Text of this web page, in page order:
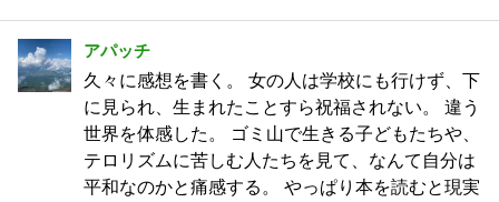
アパッチ
久々に感想を書く。 女の人は学校にも行けず、下
に見られ、生まれたことすら祝福されない。 違う
世界を体感した。 ゴミ山で生きる子どもたちや、
テロリズムに苦しむ人たちを見て、なんて自分は
平和なのかと痛感する。 やっぱり本を読むと現実